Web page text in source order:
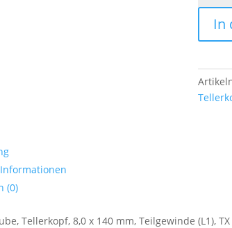
8,0
140
(L1),
TX
In
(0)
Tellerkopf, 8,0 x 140 mm, Teilgewinde (L1),